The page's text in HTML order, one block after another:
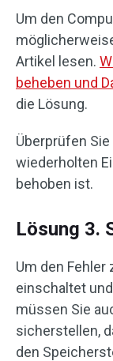
Um den
Artikel lesen.
beheben und
die Lösung.
Überprüfen
wiederholten
behoben ist.
Lösung 3.
Um den Fehler
einschaltet
müssen Sie
sicherstellen,
den